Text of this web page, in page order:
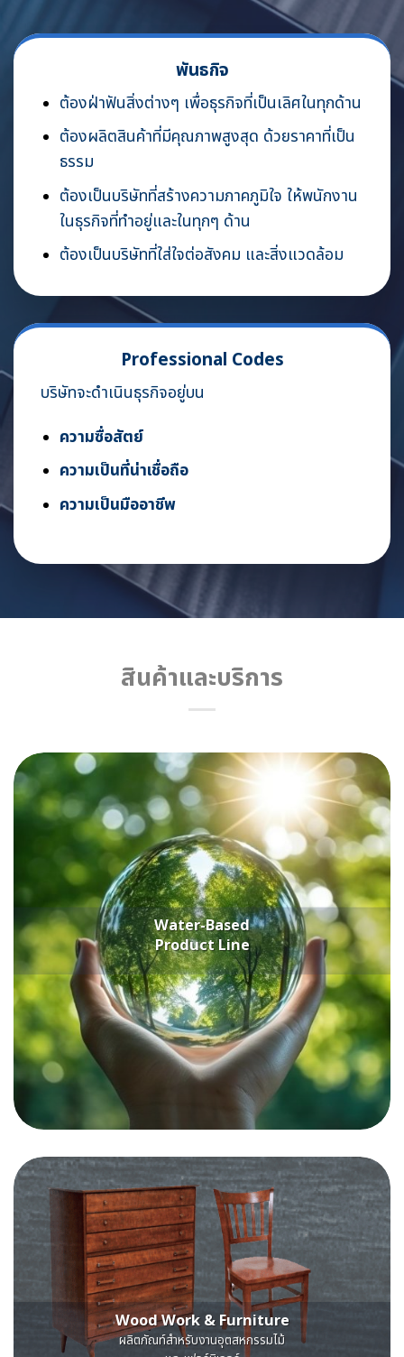
พันธกิจ
ต้องฝ่าฟันสิ่งต่างๆ เพื่อธุรกิจที่เป็นเลิศในทุกด้าน
ต้องผลิตสินค้าที่มีคุณภาพสูงสุด ด้วยราคาที่เป็น
ธรรม
ต้องเป็นบริษัทที่สร้างความภาคภูมิใจ ให้พนักงาน
ในธุรกิจที่ทำอยู่และในทุกๆ ด้าน
ต้องเป็นบริษัทที่ใส่ใจต่อสังคม และสิ่งแวดล้อม
Professional Codes
บริษัทจะดำเนินธุรกิจอยู่บน
ความซื่อสัตย์
ความเป็นที่น่าเชื่อถือ
ความเป็นมืออาชีพ
สินค้าและบริการ
Water-Based
Product Line
Wood Work & Furniture
ผลิตภัณท์สําหรับงานอุตสหกรรมไม้